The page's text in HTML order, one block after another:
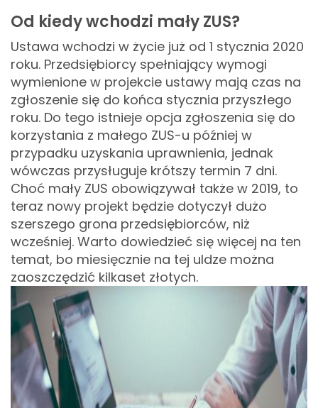
Od kiedy wchodzi mały ZUS?
Ustawa wchodzi w życie już od 1 stycznia 2020
roku. Przedsiębiorcy spełniający wymogi
wymienione w projekcie ustawy mają czas na
zgłoszenie się do końca stycznia przyszłego
roku. Do tego istnieje opcja zgłoszenia się do
korzystania z małego ZUS-u później w
przypadku uzyskania uprawnienia, jednak
wówczas przysługuje krótszy termin 7 dni.
Choć mały ZUS obowiązywał także w 2019, to
teraz nowy projekt będzie dotyczył dużo
szerszego grona przedsiębiorców, niż
wcześniej. Warto dowiedzieć się więcej na ten
temat, bo miesięcznie na tej uldze można
zaoszczędzić kilkaset złotych.